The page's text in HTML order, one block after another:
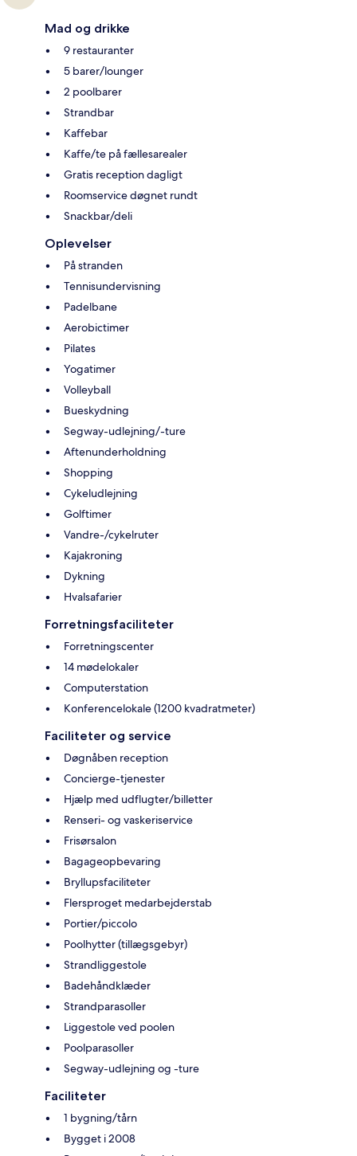
Mad og drikke
9 restauranter
5 barer/lounger
2 poolbarer
Strandbar
Kaffebar
Kaffe/te på fællesarealer
Gratis reception dagligt
Roomservice døgnet rundt
Snackbar/deli
Oplevelser
På stranden
Tennisundervisning
Padelbane
Aerobictimer
Pilates
Yogatimer
Volleyball
Bueskydning
Segway-udlejning/-ture
Aftenunderholdning
Shopping
Cykeludlejning
Golftimer
Vandre-/cykelruter
Kajakroning
Dykning
Hvalsafarier
Forretningsfaciliteter
Forretningscenter
14 mødelokaler
Computerstation
Konferencelokale (1200 kvadratmeter)
Faciliteter og service
Døgnåben reception
Concierge-tjenester
Hjælp med udflugter/billetter
Renseri- og vaskeriservice
Frisørsalon
Bagageopbevaring
Bryllupsfaciliteter
Flersproget medarbejderstab
Portier/piccolo
Poolhytter (tillægsgebyr)
Strandliggestole
Badehåndklæder
Strandparasoller
Liggestole ved poolen
Poolparasoller
Segway-udlejning og -ture
Faciliteter
1 bygning/tårn
Bygget i 2008